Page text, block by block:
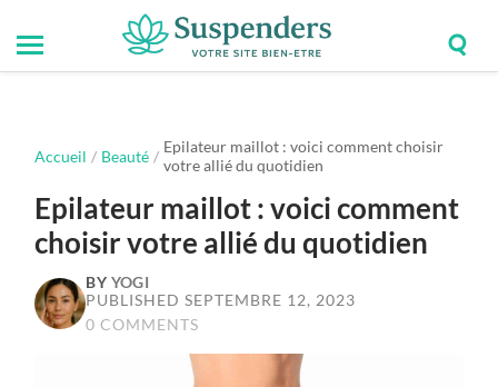
Suspenders
Toggle
mobile
Accueil / Beauté /
Epilateur maillot : voici comment choisir
votre allié du quotidien
Epilateur maillot : voici comment
choisir votre allié du quotidien
BY YOGI
PUBLISHED SEPTEMBRE 12, 2023
0 COMMENTS